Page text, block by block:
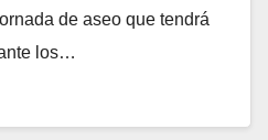
de aseo que tendrá
los…